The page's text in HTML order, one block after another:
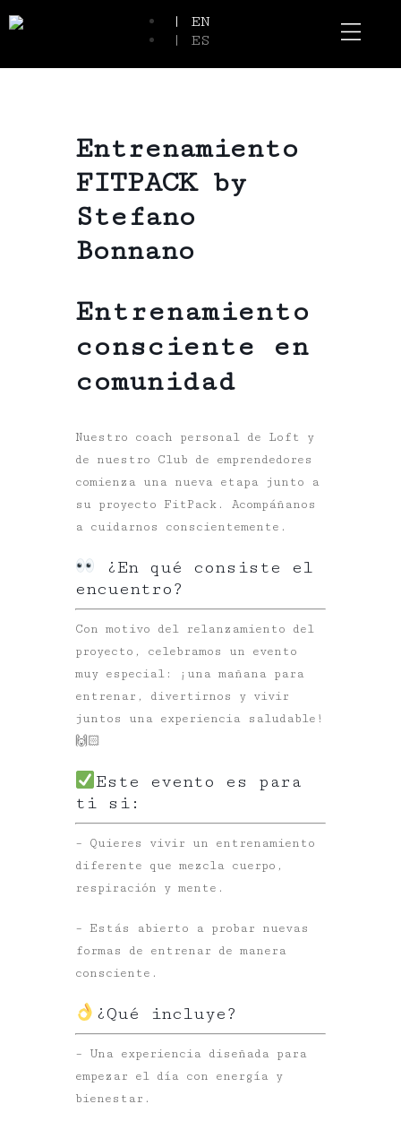
| EN
| ES
Entrenamiento
FITPACK by
Stefano
Bonnano
Entrenamiento
consciente en
comunidad
Nuestro coach personal de Loft y
de nuestro Club de emprendedores
comienza una nueva etapa junto a
su proyecto FitPack. Acompáñanos
a cuidarnos conscientemente.
¿En qué consiste el
encuentro?
Con motivo del relanzamiento del
proyecto, celebramos un evento
muy especial: ¡una mañana para
entrenar, divertirnos y vivir
juntos una experiencia saludable!
🙌🏻
Este evento es para
ti si:
– Quieres vivir un entrenamiento
diferente que mezcla cuerpo,
respiración y mente.
– Estás abierto a probar nuevas
formas de entrenar de manera
consciente.
¿Qué incluye?
– Una experiencia diseñada para
empezar el día con energía y
bienestar.